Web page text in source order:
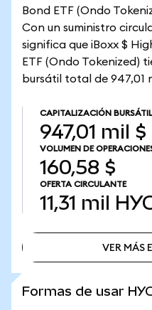
Bond ETF (Ondo
Con un suministro
significa que iBoxx $
ETF (Ondo Tokenized)
bursátil total de 947,01
CAPITALIZACIÓN BURSÁTIL
947,01 mil $
VOLUMEN DE
160,58 $
OFERTA CIRCULANTE
11,31 mil
VER MÁS
Formas de usar